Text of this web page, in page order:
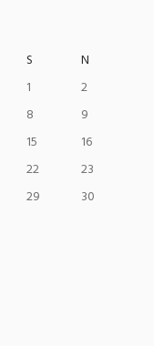
S
N
1
2
8
9
15
16
22
23
29
30